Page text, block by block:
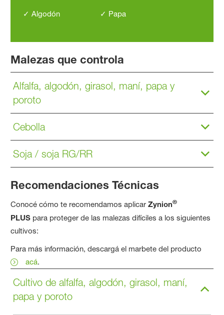
✓ Algodón ✓ Papa
Malezas que controla
Alfalfa, algodón, girasol, maní, papa y
poroto
Cebolla
Soja / soja RG/RR
Recomendaciones Técnicas
Conocé cómo te recomendamos aplicarZynion®
PLUS para proteger de las malezas difíciles a los siguientes
cultivos:
Para más información, descargá el marbete del producto
acá.
Cultivo de alfalfa, algodón, girasol, maní,
papa y poroto